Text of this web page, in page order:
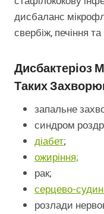
дисбаланс
свербіж, печіння
Дисбактеріоз
Таких
запальне
синдром
діабет;
ожиріння;
рак;
серцево-
розлади